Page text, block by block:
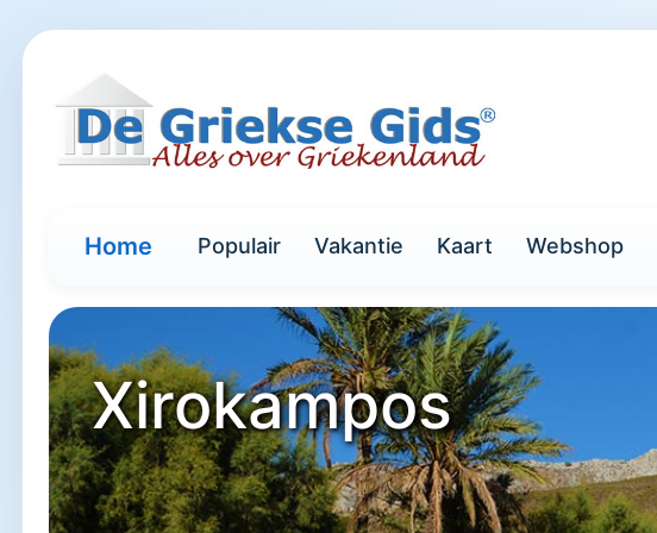
Home Populair Vakantie Kaart Webshop
Xirokampos